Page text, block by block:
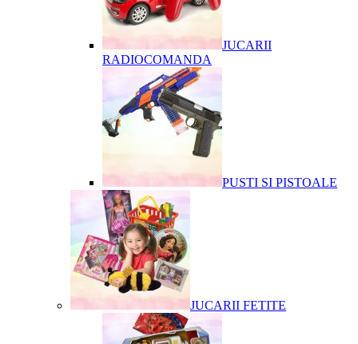
JUCARII
RADIOCOMANDA
PUSTI SI PISTOALE
JUCARII FETITE